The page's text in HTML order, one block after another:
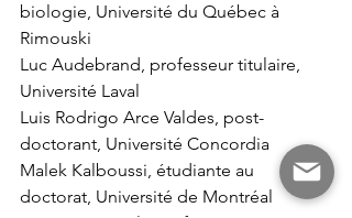
biologie, Université du Québec à
Rimouski
Luc Audebrand, professeur titulaire,
Université Laval
Luis Rodrigo Arce Valdes, post-
doctorant, Université Concordia
Malek Kalboussi, étudiante au
doctorat, Université de Montréal